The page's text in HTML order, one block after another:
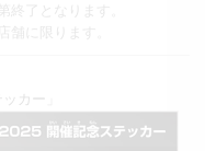
了となります。
に限ります。
カー」